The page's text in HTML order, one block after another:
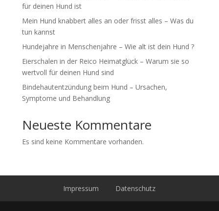
für deinen Hund ist
Mein Hund knabbert alles an oder frisst alles – Was du
tun kannst
Hundejahre in Menschenjahre – Wie alt ist dein Hund ?
Eierschalen in der Reico Heimatglück – Warum sie so
wertvoll für deinen Hund sind
Bindehautentzündung beim Hund – Ursachen,
Symptome und Behandlung
Neueste Kommentare
Es sind keine Kommentare vorhanden.
Impressum Datenschutz